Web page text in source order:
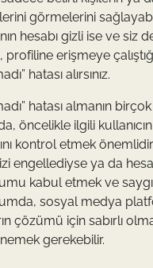
görmelerini
hesabı gizli ise ve siz
erişmeye
hatası alırsınız.
hatası almanın
öncelikle ilgili
kontrol etmek
engellediyse ya da
kabul etmek ve
sosyal medya
çözümü için sabırlı
gerekebilir.